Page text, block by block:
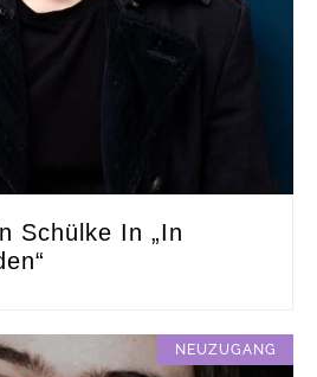
Schülke In „In
NEUZUGANG